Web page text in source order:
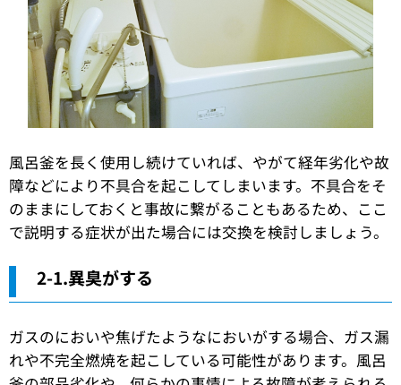
風呂釜を長く使用し続けていれば、やがて経年劣化や故
障などにより不具合を起こしてしまいます。不具合をそ
のままにしておくと事故に繋がることもあるため、ここ
で説明する症状が出た場合には交換を検討しましょう。
2-1.異臭がする
ガスのにおいや焦げたようなにおいがする場合、ガス漏
れや不完全燃焼を起こしている可能性があります。風呂